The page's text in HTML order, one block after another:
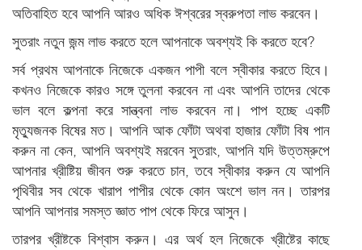
অতিবাহিত হবে আপনি আরও অধিক ঈশ্বরের স্বরুপতা লাভ করবেন।
সুতরাং নতুন জন্ম লাভ করতে হলে আপনাকে অবশ্যই কি করতে হবে?
সর্ব প্রথম আপনাকে নিজেকে একজন পাপী বলে স্বীকার করতে হিবে।
কখনও নিজেকে কারও সঙ্গে তুলনা করবেন না এবং আপনি তাদের থেকে
ভাল বলে কল্পনা করে সান্ত্বনা লাভ করবেন না। পাপ হচ্ছে একটি
মৃত্যুজনক বিষের মত। আপনি আক ফোঁটা অথবা হাজার ফোঁটা বিষ পান
করুন না কেন, আপনি অবশ্যই মরবেন সুতরাং, আপনি যদি উত্তম্রুপে
আপনার খ্রীষ্টিয় জীবন শুরু করতে চান, তবে স্বীকার করুন যে আপনি
পৃথিবীর সব থেকে খারাপ পাপীর থেকে কোন অংশে ভাল নন। তারপর
আপনি আপনার সমস্ত জ্ঞাত পাপ থেকে ফিরে আসুন।
তারপর খ্রীষ্টকে বিশ্বাস করুন। এর অর্থ হল নিজেকে খ্রীষ্টের কাছে